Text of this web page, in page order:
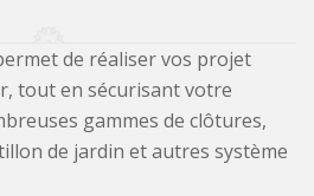
de réaliser vos projet
tout en sécurisant votre
gammes de clôtures,
de jardin et autres système